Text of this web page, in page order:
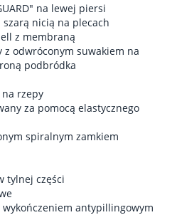
na lewej piersi
szarą nicią na plecach
z membraną
z odwróconym suwakiem na
podbródka
rzepy
za pomocą elastycznego
spiralnym zamkiem
tylnej części
antypillingowym